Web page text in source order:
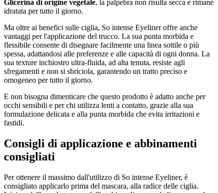
Glicerina di origine vegetale, la palpebra non risulta secca e rimane
idratata per tutto il giorno.
Ma oltre ai benefici sulle ciglia, So intense Eyeliner offre anche
vantaggi per l'applicazione del trucco. La sua punta morbida e
flessibile consente di disegnare facilmente una linea sottile o più
spessa, adattandosi alle preferenze e alle capacità di ogni donna. La
sua texture inchiostro ultra-fluida, ad alta tenuta, resiste agli
sfregamenti e non si sbriciola, garantendo un tratto preciso e
omogeneo per tutto il giorno.
E non bisogna dimenticare che questo prodotto è adatto anche per
occhi sensibili e per chi utilizza lenti a contatto, grazie alla sua
formulazione delicata e alla punta morbida che evita irritazioni e
fastidi.
Consigli di applicazione e abbinamenti
consigliati
Per ottenere il massimo dall'utilizzo di So intense Eyeliner, è
consigliato applicarlo prima del mascara, alla radice delle ciglia.